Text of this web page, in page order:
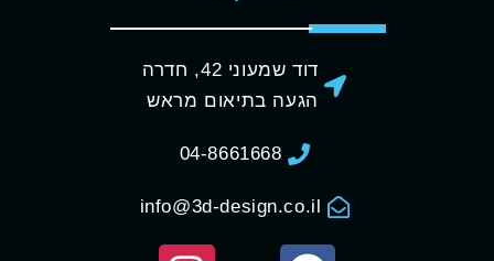
דוד שמעוני 42, חדרה
הגעה בתיאום מראש
04-8661668
info@3d-design.co.il